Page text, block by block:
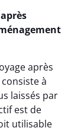
après
à
laissés par
est de
utilisable